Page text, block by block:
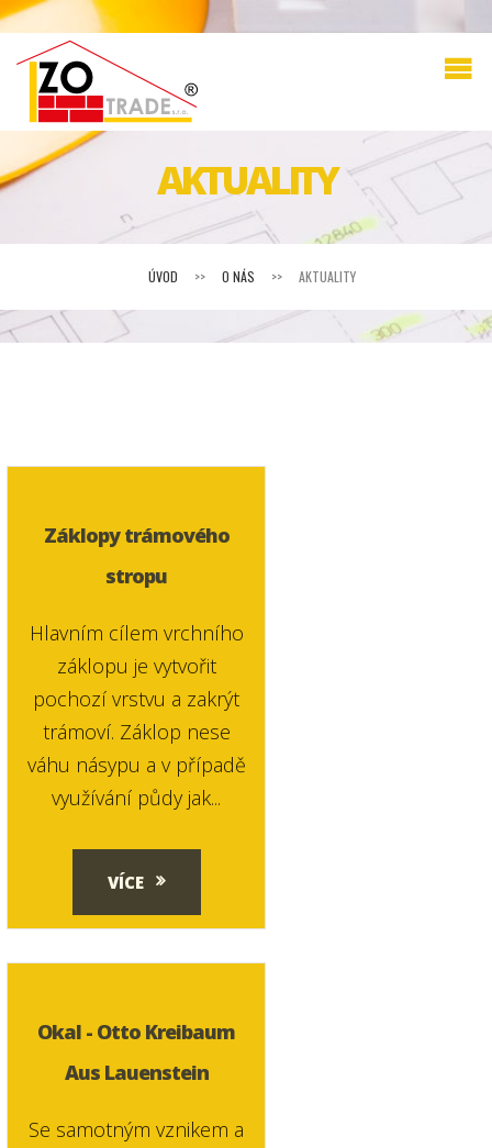
AKTUALITY
ÚVOD >> O NÁS >> AKTUALITY
Záklopy trámového
stropu
Hlavním cílem vrchního
záklopu je vytvořit
pochozí vrstvu a zakrýt
trámoví. Záklop nese
váhu násypu a v případě
využívání půdy jak...
VÍCE
Okal - Otto Kreibaum
Aus Lauenstein
Se samotným vznikem a